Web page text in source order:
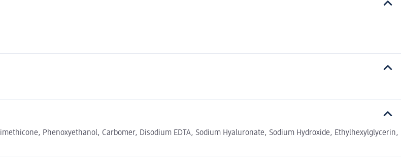
Phenoxyethanol, Carbomer, Disodium EDTA, Sodium Hyaluronate, Sodium Hydroxide, Ethylhexylglycerin,